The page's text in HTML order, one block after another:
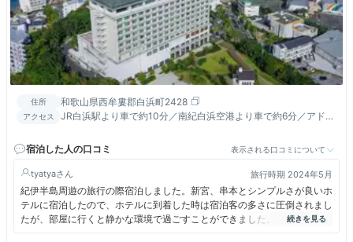
住所 和歌山県西牟婁郡白浜町2428
アクセス
JR白浜駅より車で約10分／南紀白浜空港より車で約6分／アドベ
宿泊した人の口コミ
表示される口コミについて
tyatya 旅行時期 2024年5月
紀伊半島周遊の旅行の際宿泊しました。新宮、串本とシンプルさが良いホ
テルに宿泊したので、ホテルに到着した時は宿泊客の多さに圧倒されまし
たが、部屋に行くと静かな環境で過ごすことができました。日曜日であっ
たこともあり、スタッフの方は忙しそうでしたが、とても感じの良い応対